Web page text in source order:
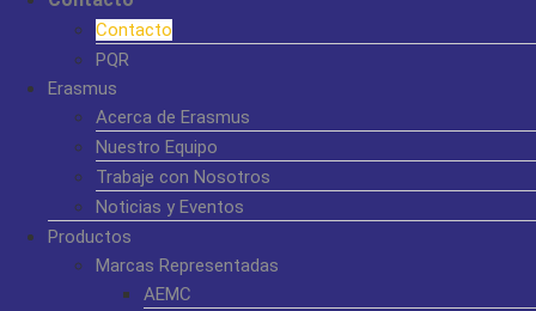
Contacto
PQR
Erasmus
Acerca de Erasmus
Nuestro Equipo
Trabaje con Nosotros
Noticias y Eventos
Productos
Marcas Representadas
AEMC